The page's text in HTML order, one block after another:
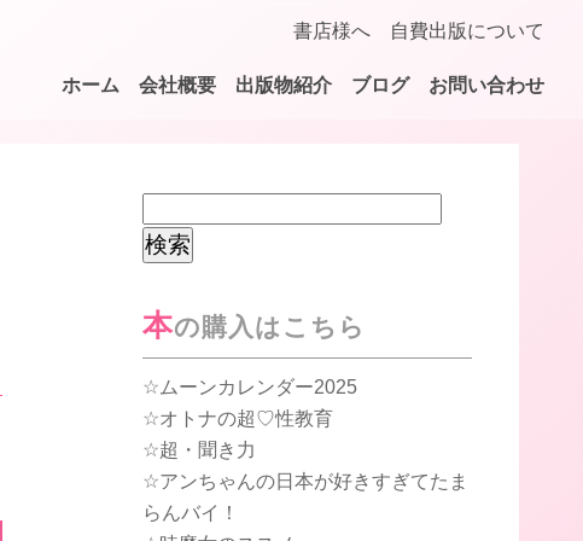
書店様へ 自費出版について
ホーム 会社概要 出版物紹介 ブログ お問い合わせ
索:
本の購入はこちら
ムーンカレンダー2025
オトナの超♡性教育
超・聞き力
アンちゃんの日本が好きすぎてたま
らんバイ！